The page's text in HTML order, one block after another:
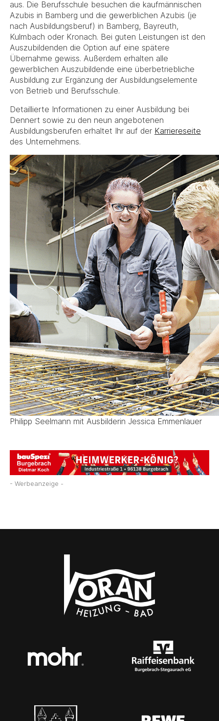
aus. Die Berufsschule besuchen die kaufmännischen
Azubis in Bamberg und die gewerblichen Azubis (je
nach Ausbildungsberuf) in Bamberg, Bayreuth,
Kulmbach oder Kronach. Bei guten Leistungen ist den
Auszubildenden die Option auf eine spätere
Übernahme gewiss. Außerdem erhalten alle
gewerblichen Auszubildende eine überbetriebliche
Ausbildung zur Ergänzung der Ausbildungselemente
von Betrieb und Berufsschule.
Detaillierte Informationen zu einer Ausbildung bei
Dennert sowie zu den neun angebotenen
Ausbildungsberufen erhaltet Ihr auf der Karriereseite
des Unternehmens.
Philipp Seelmann mit Ausbilderin Jessica Emmenlauer
- Werbeanzeige -